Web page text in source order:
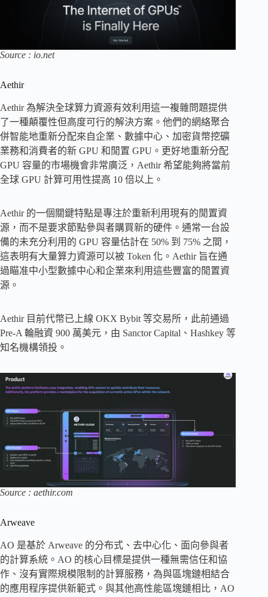
Source : io.net
Aethir
Aethir 為解決全球算力資源有效利用這一複雜問題提供
了一種顛覆性但高度可行的解決方案。他們的網絡聚合
併智能地重新分配來自企業、數據中心、加密貨幣挖礦
業務和消費者的新 GPU 和閒置 GPU。更好地重新分配
GPU 容量的市場機會非常廣泛，Aethir 希望能夠將當前
全球 GPU 計算可用性提高 10 倍以上。
Aethir 的一個關鍵特點是專注於重新利用現有的閒置資
源，而不是要求節點參與者購買新的硬件。通常一台設
備的未充分利用的 GPU 容量估計在 50% 到 75% 之間，
這表明有大量算力資源可以被 Token 化。Aethir 旨在通
過瞄准中小型數據中心和企業來利用這些豐富的閒置資
源。
Aethir 目前代幣已上線 OKX Bybit 等交易所，此前通過
Pre-A 輪融資 900 萬美元，由 Sanctor Capital、Hashkey 等
知名機構領投。
Source : aethir.com
Arweave
AO 是基於 Arweave 的分布式、去中心化、面向參與者
的計算系統。AO 的核心目標是提供一種無需信任和協
作、沒有實際規模限制的計算服務，為與區塊鏈相結合
的應用程序提供新範式。與其他高性能區塊鏈相比，AO